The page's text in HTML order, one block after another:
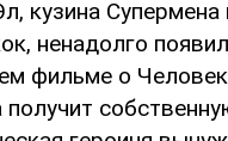
кузина Супермена
ненадолго
фильме о
получит